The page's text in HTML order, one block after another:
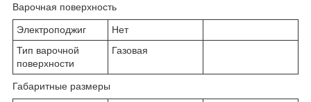
Варочная поверхность
Электроподжиг
Нет
Тип варочной
поверхности
Газовая
Габаритные размеры